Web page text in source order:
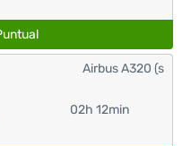
02h 12min
Airbus A320 (s